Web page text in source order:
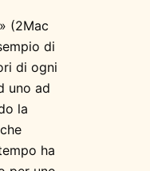
(2Mac
di
di ogni
uno ad
la
ha